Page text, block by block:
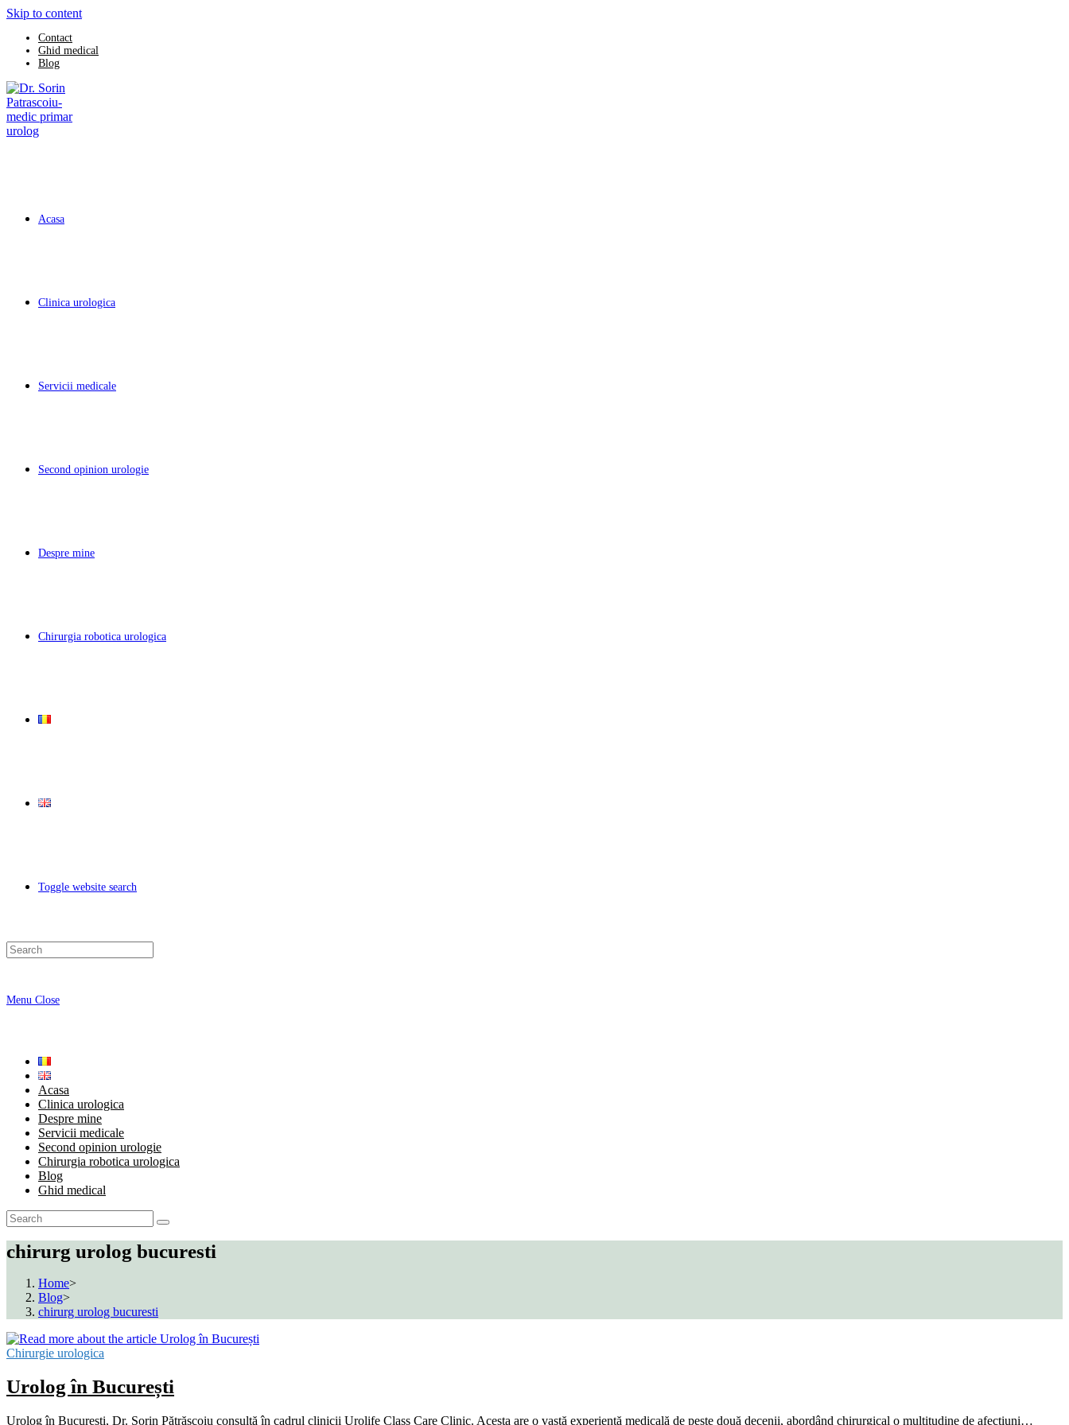
Skip to content
Contact
Ghid medical
Blog
Acasa
Clinica urologica
Servicii medicale
Second opinion urologie
Despre mine
Chirurgia robotica urologica
Toggle website search
Menu Close
Acasa
Clinica urologica
Despre mine
Servicii medicale
Second opinion urologie
Chirurgia robotica urologica
Blog
Ghid medical
chirurg urolog bucuresti
Home>
Blog>
chirurg urolog bucuresti
Chirurgie urologica
Urolog în București
Urolog în București, Dr. Sorin Pătrășcoiu consultă în cadrul clinicii Urolife Class Care Clinic. Acesta are o vastă experiență medicală de peste două decenii, abordând chirurgical o multitudine de afecțiuni…